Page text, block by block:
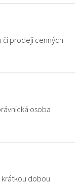
či prodeji cenných
osoba
dobou